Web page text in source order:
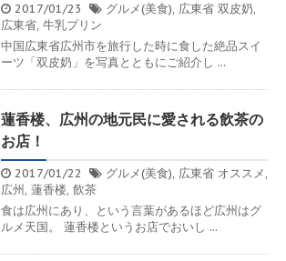
2017/01/23 グルメ(美食), 広東省 双皮奶,
広東省, 牛乳プリン
中国広東省広州市を旅行した時に食した絶品スイ
ーツ「双皮奶」を写真とともにご紹介し ...
蓮香楼、広州の地元民に愛される飲茶の
お店！
2017/01/22 グルメ(美食), 広東省 オススメ,
広州, 蓮香楼, 飲茶
食は広州にあり、という言葉があるほど広州はグ
ルメ天国。 蓮香楼というお店でおいし ...